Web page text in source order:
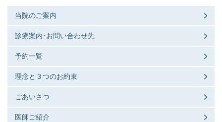
当院のご案内
診療案内･お問い合わせ先
予約一覧
理念と３つのお約束
ごあいさつ
医師ご紹介